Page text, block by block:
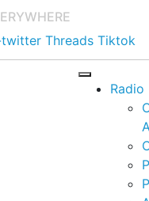
twitter Threads Tiktok
Radio